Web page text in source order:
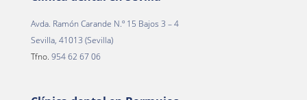
Avda. Ramón Carande N.º 15 Bajos 3 – 4
Sevilla, 41013 (Sevilla)
Tfno. 954 62 67 06